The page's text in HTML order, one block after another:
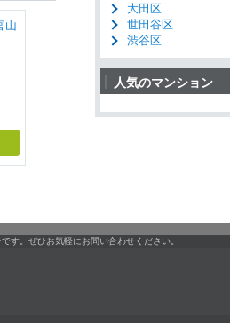
大田区
世田谷区
渋谷区
人気のマンション
す。ぜひお気軽にお問い合わせください。